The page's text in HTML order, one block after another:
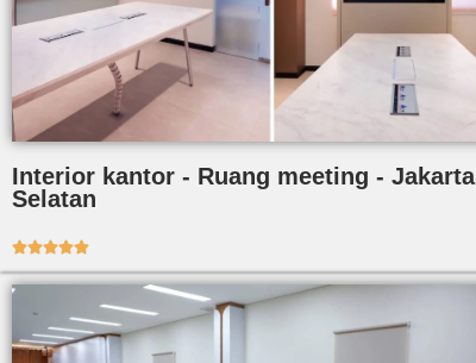
Interior kantor - Ruang meeting - Jakarta
Selatan
